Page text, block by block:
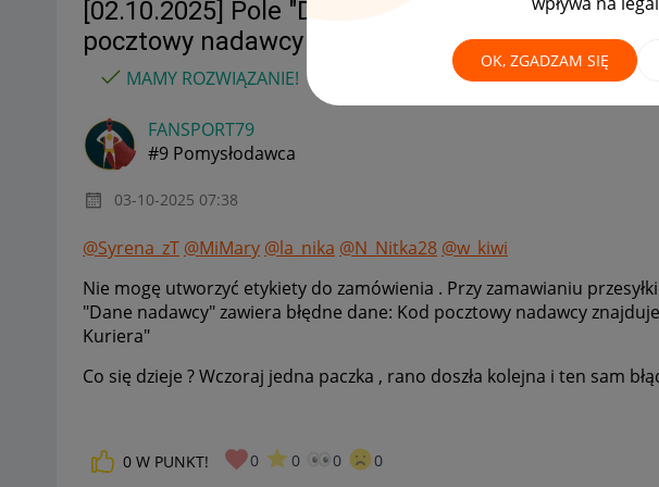
OK, ZGADZAM SIĘ
[02.10.2025] Pole "Dane nadawcy" zawiera
pocztowy nadawcy znajduje się poza
MAMY ROZWIĄZANIE!
FANSPORT79
#9 Pomysłodawca
‎03-10-2025 07:38
@Syrena_zT @MiMary @la_nika @N_Nitka28 @w_kiwi
Nie mogę utworzyć etykiety do zamówienia . Przy zamawianiu
"Dane nadawcy" zawiera błędne dane: Kod pocztowy nadawcy
Kuriera"
Co się dzieje ? Wczoraj jedna paczka , rano doszła kolejna i ten sam
0 W PUNKT! 0 0 0 0